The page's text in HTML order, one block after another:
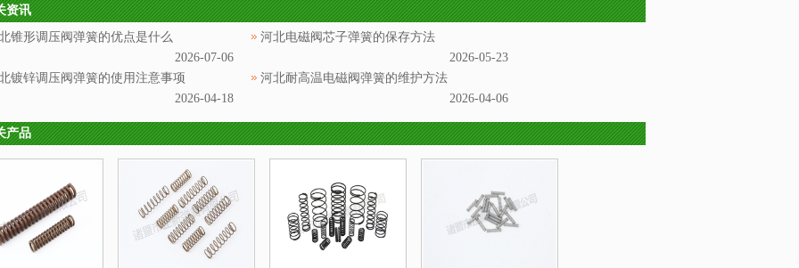
资讯
锥形调压阀弹簧的优点是什么
2026-07-06
河北电磁阀芯子弹簧的保存方法
2026-05-23
镀锌调压阀弹簧的使用注意事项
2026-04-18
河北耐高温电磁阀弹簧的维护方法
2026-04-06
产品